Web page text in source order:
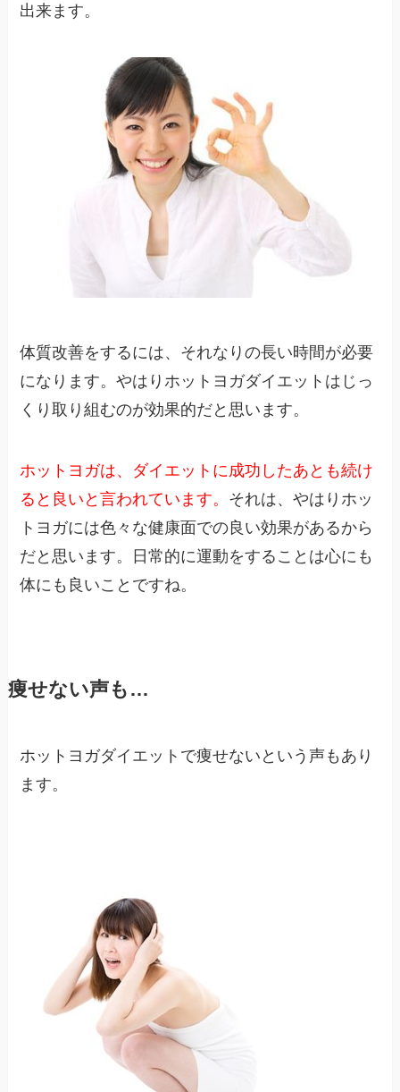
出来ます。
体質改善をするには、それなりの長い時間が必要
になります。やはりホットヨガダイエットはじっ
くり取り組むのが効果的だと思います。
ホットヨガは、ダイエットに成功したあとも続け
ると良いと言われています。 それは、やはりホッ
トヨガには色々な健康面での良い効果があるから
だと思います。日常的に運動をすることは心にも
体にも良いことですね。
痩せない声も…
ホットヨガダイエットで痩せないという声もあり
ます。